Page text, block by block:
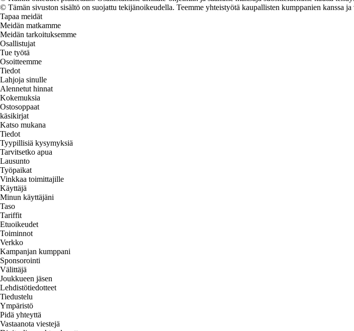
© Tämän sivuston sisältö on suojattu tekijänoikeudella. Teemme yhteistyötä kaupallisten kumppanien kanssa
Tapaa meidät
Meidän matkamme
Meidän tarkoituksemme
Osallistujat
Tue työtä
Osoitteemme
Tiedot
Lahjoja sinulle
Alennetut hinnat
Kokemuksia
Ostosoppaat
käsikirjat
Katso mukana
Tiedot
Tyypillisiä kysymyksiä
Tarvitsetko apua
Lausunto
Työpaikat
Vinkkaa toimittajille
Käyttäjä
Minun käyttäjäni
Taso
Tariffit
Etuoikeudet
Toiminnot
Verkko
Kampanjan kumppani
Sponsorointi
Välittäjä
Joukkueen jäsen
Lehdistötiedotteet
Tiedustelu
Ympäristö
Pidä yhteyttä
Vastaanota viestejä